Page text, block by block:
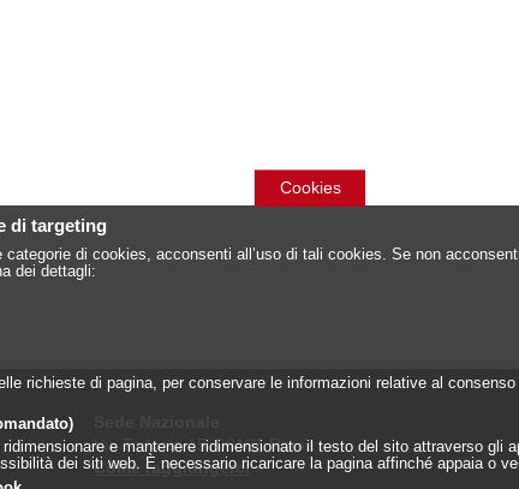
Via Torlonia 15, 00161 Roma
Come raggiungerci»
Cookies
di targeting
di cookies, acconsenti all’uso di tali cookies. Se non
dei dettagli:
richieste di pagina, per conservare le informazioni relative al
e mantenere ridimensionato il testo del sito attraverso gli
dei siti web. È necessario ricaricare la pagina affinché appaia o